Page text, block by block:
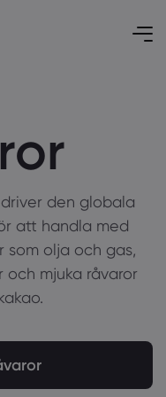
den globala
att handla med
som olja och gas,
och mjuka råvaror